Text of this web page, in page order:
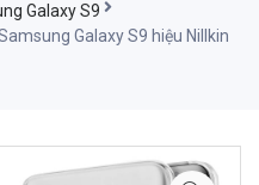
Galaxy S9
Galaxy S9 hiệu Nillkin